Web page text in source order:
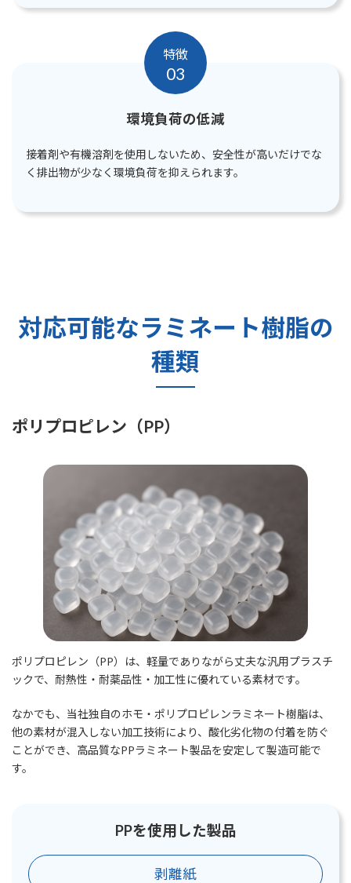
特徴
03
環境負荷の低減
接着剤や有機溶剤を使用しないため、安全性が高いだけでな
く排出物が少なく環境負荷を抑えられます。
対応可能なラミネート樹脂の
種類
ポリプロピレン（PP）
ポリプロピレン（PP）は、軽量でありながら丈夫な汎用プラスチ
ックで、耐熱性・耐薬品性・加工性に優れている素材です。
なかでも、当社独自のホモ・ポリプロピレンラミネート樹脂は、
他の素材が混入しない加工技術により、酸化劣化物の付着を防ぐ
ことができ、高品質なPPラミネート製品を安定して製造可能で
す。
PPを使用した製品
剥離紙